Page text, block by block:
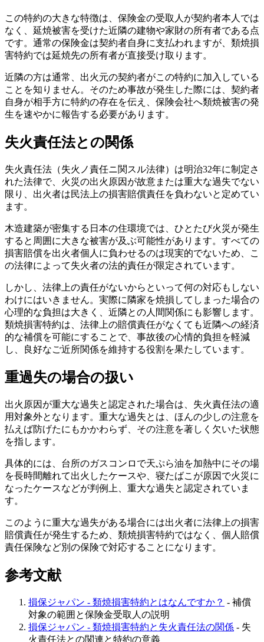
この特約の大きな特徴は、保険金の受取人が契約者本人では
なく、延焼被害を受けた近隣の建物や家財の所有者である点
です。通常の保険金は契約者自身に支払われますが、類焼損
害特約では延焼先の所有者が直接受け取ります。
近隣の方は通常、出火元の契約者がこの特約に加入している
ことを知りません。そのため事故が発生した際には、契約者
自身が相手方に特約の存在を伝え、保険会社へ類焼被害の発
生を速やかに報告する必要があります。
失火責任法との関係
失火責任法（失火ノ責任ニ関スル法律）は明治32年に制定さ
れた法律で、火災の出火原因が故意または重大な過失でない
限り、出火者は民法上の損害賠償責任を負わないと定めてい
ます。
木造建築が密集する日本の住環境では、ひとたび火災が発生
すると周囲に大きな被害が及ぶ可能性があります。すべての
損害賠償を出火者個人に負わせるのは現実的でないため、こ
の法律によって失火者の法的責任が限定されています。
しかし、法律上の責任がないからといって何の対応もしない
わけにはいきません。実際に隣家を焼損してしまった場合の
心理的な負担は大きく、近隣との人間関係にも影響します。
類焼損害特約は、法律上の賠償責任がなくても近隣への経済
的な補償を可能にすることで、事故後の心情的負担を軽減
し、良好なご近所関係を維持する役割を果たしています。
重過失の場合の扱い
出火原因が重大な過失と認定された場合は、失火責任法の適
用対象外となります。重大な過失とは、ほんの少しの注意を
払えば防げたにもかかわらず、その注意を著しく欠いた状態
を指します。
具体的には、台所のガスコンロで天ぷら油を加熱中にその場
を長時間離れて出火したケースや、寝たばこが原因で火災に
なったケースなどが判例上、重大な過失と認定されていま
す。
このように重大な過失がある場合には出火者に法律上の損害
賠償責任が発生するため、類焼損害特約ではなく、個人賠償
責任保険など別の保険で対応することになります。
参考文献
損保ジャパン - 類焼損害特約とはなんですか？ - 補償
対象の範囲と保険金受取人の説明
損保ジャパン - 類焼損害特約と失火責任法の関係 - 失
火責任法との関連と特約の意義